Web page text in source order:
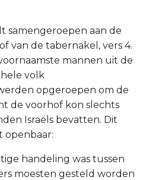
samengeroepen aan de
van de tabernakel, vers 4.
mannen uit de
volk
opgeroepen om de
de voorhof kon slechts
Israëls bevatten. Dit
openbaar:
handeling was tussen
moesten gesteld worden